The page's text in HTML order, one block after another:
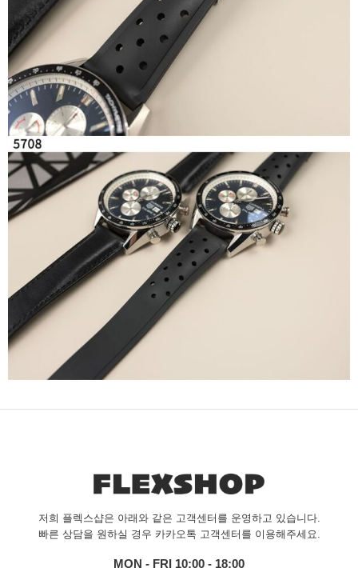
저희 플렉스샵은 아래와 같은 고객센터를 운영하고 있습니다.
빠른 상담을 원하실 경우 카카오톡 고객센터를 이용해주세요.
MON - FRI 10:00 - 18:00